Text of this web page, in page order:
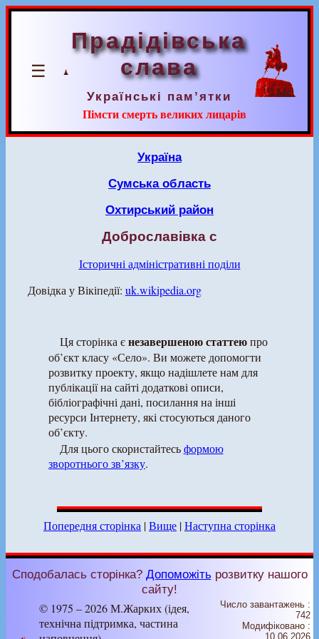
☰
Прадідівська
слава
Українські пам’ятки
Пімсти смерть великих лицарів
Україна
Сумська область
Охтирський район
Доброславівка с
Історичні адміністративні поділи
Довідка у Вікіпедії: uk.wikipedia.org
Ця сторінка єнезавершеною статтеюпро
об’єкт класу «Село». Ви можете допомогти
розвитку проекту, якщо надішлете нам для
публікації на сайті додаткові описи,
бібліографічні дані, посилання на інші
ресурси Інтернету, які стосуються даного
об’єкту.
Для цього скористайтесьформою
зворотнього зв’язку.
Попередня сторінка |Вище |Наступна сторінка
Сподобалась сторінка? Допоможітьрозвитку нашого
сайту!
© 1975 – 2026 М.Жарких (ідея,
технічна підтримка, частина
Число завантажень :
742
Модифіковано :
10.06.2026